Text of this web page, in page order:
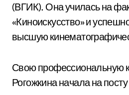
(ВГИК). Она училась на
«Киноискусство» и
высшую
Свою профессиональную
Рогожкина начала на